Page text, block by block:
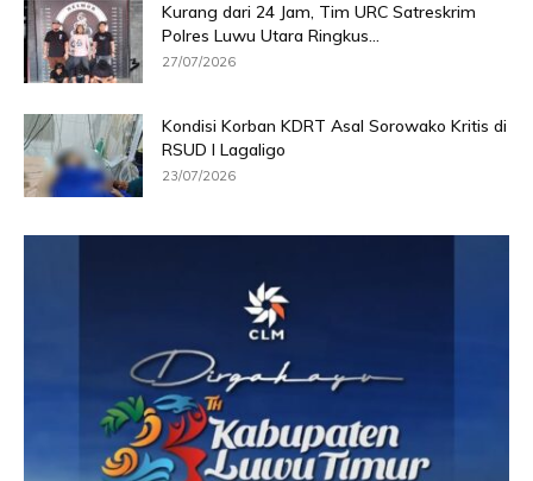
Kurang dari 24 Jam, Tim URC Satreskrim
Polres Luwu Utara Ringkus...
27/07/2026
Kondisi Korban KDRT Asal Sorowako Kritis di
RSUD I Lagaligo
23/07/2026